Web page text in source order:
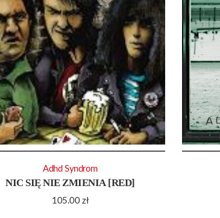
NIC SIĘ NIE ZMIENIA [RED]
105.00 zł
Adhd Syndrom